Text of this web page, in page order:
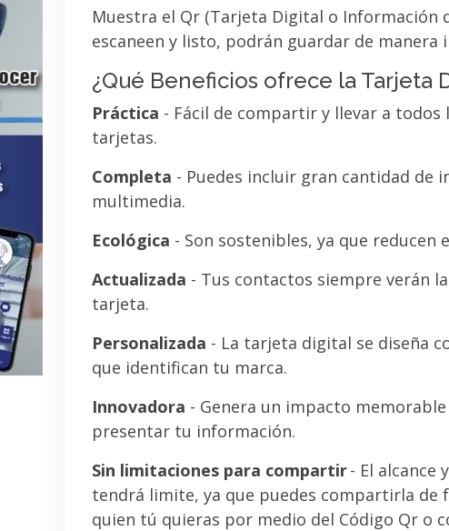
Muestra el Qr (Tarjeta Digital o Información
escaneen y listo, podrán guardar de
¿Qué Beneficios ofrece la Tarjeta
Práctica - Fácil de compartir y llevar a todos
tarjetas.
Completa - Puedes incluir gran cantidad de
multimedia.
Ecológica - Son sostenibles, ya que reducen
Actualizada - Tus contactos siempre verán
tarjeta.
Personalizada - La tarjeta digital se diseña
que identifican tu marca.
Innovadora - Genera un impacto
presentar tu información.
Sin limitaciones para compartir- El alcance
tendrá limite, ya que puedes compartirla de
quien tú quieras por medio del Código Qr o